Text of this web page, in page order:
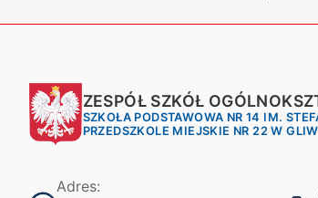
ZESPÓŁ SZKÓŁ
SZKOŁA PODSTAWOWA NR 14 IM.
PRZEDSZKOLE MIEJSKIE NR 22 W
Adres: